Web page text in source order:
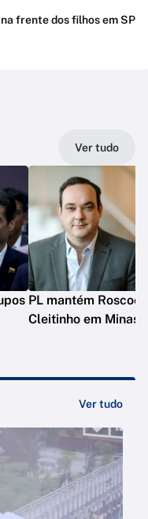
frente dos filhos em SP
Ver tudo
PL mantém Roscoe
Cleitinho em Minas
Ver tudo